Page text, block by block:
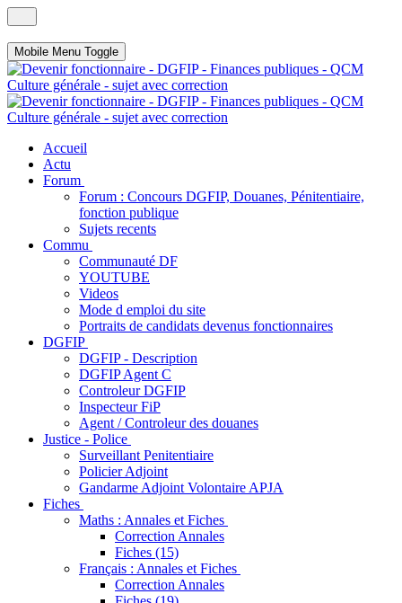
Mobile Menu Toggle
Accueil
Actu
Forum
Forum : Concours DGFIP, Douanes, Pénitentiaire,
fonction publique
Sujets recents
Commu
Communauté DF
YOUTUBE
Videos
Mode d emploi du site
Portraits de candidats devenus fonctionnaires
DGFIP
DGFIP - Description
DGFIP Agent C
Controleur DGFIP
Inspecteur FiP
Agent / Controleur des douanes
Justice - Police
Surveillant Penitentiaire
Policier Adjoint
Gandarme Adjoint Volontaire APJA
Fiches
Maths : Annales et Fiches
Correction Annales
Fiches (15)
Français : Annales et Fiches
Correction Annales